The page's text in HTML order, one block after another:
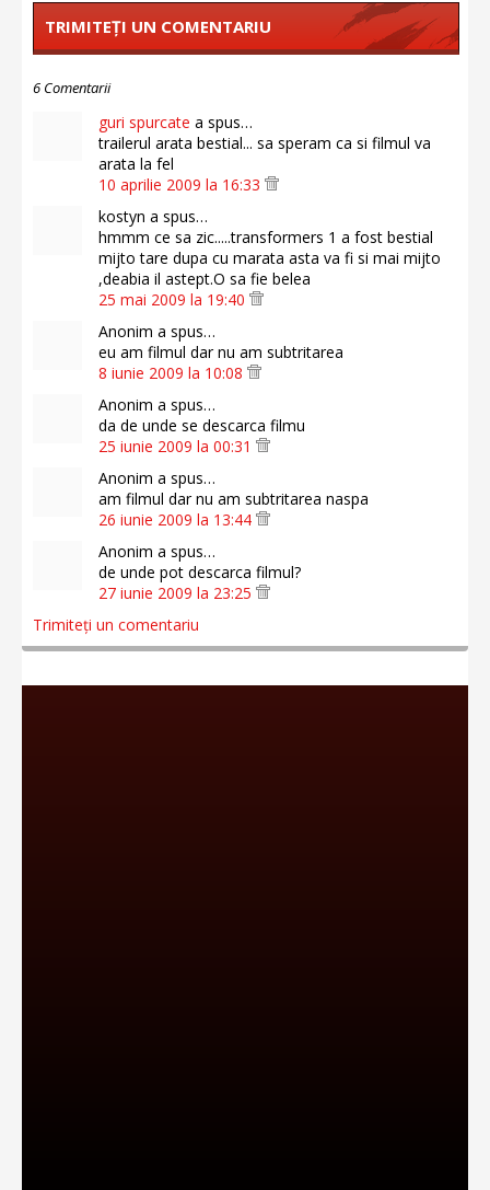
TRIMITEȚI UN COMENTARIU
6 Comentarii
guri spurcate a spus…
trailerul arata bestial... sa speram ca si filmul va
arata la fel
10 aprilie 2009 la 16:33
kostyn a spus…
hmmm ce sa zic.....transformers 1 a fost bestial
mijto tare dupa cu marata asta va fi si mai mijto
,deabia il astept.O sa fie belea
25 mai 2009 la 19:40
Anonim a spus…
eu am filmul dar nu am subtritarea
8 iunie 2009 la 10:08
Anonim a spus…
da de unde se descarca filmu
25 iunie 2009 la 00:31
Anonim a spus…
am filmul dar nu am subtritarea naspa
26 iunie 2009 la 13:44
Anonim a spus…
de unde pot descarca filmul?
27 iunie 2009 la 23:25
Trimiteți un comentariu